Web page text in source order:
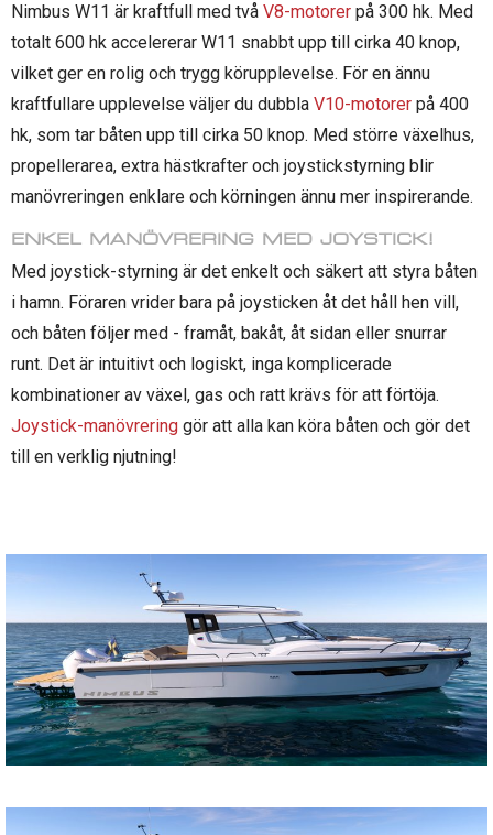
Nimbus W11 är kraftfull med två V8-motorer på 300 hk. Med
totalt 600 hk accelererar W11 snabbt upp till cirka 40 knop,
vilket ger en rolig och trygg körupplevelse. För en ännu
kraftfullare upplevelse väljer du dubbla V10-motorer på 400
hk, som tar båten upp till cirka 50 knop. Med större växelhus,
propellerarea, extra hästkrafter och joystickstyrning blir
manövreringen enklare och körningen ännu mer inspirerande.
ENKEL MANÖVRERING MED JOYSTICK!
Med joystick-styrning är det enkelt och säkert att styra båten
i hamn. Föraren vrider bara på joysticken åt det håll hen vill,
och båten följer med - framåt, bakåt, åt sidan eller snurrar
runt. Det är intuitivt och logiskt, inga komplicerade
kombinationer av växel, gas och ratt krävs för att förtöja.
Joystick-manövrering gör att alla kan köra båten och gör det
till en verklig njutning!